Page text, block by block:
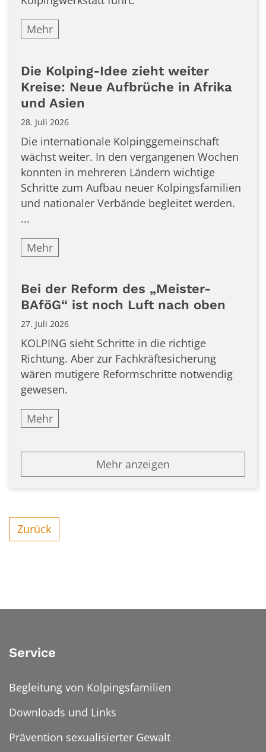
Mehr
Die Kolping-Idee zieht weiter
Kreise: Neue Aufbrüche in Afrika
und Asien
28. Juli 2026
Die internationale Kolpinggemeinschaft
wächst weiter. In den vergangenen Wochen
konnten in mehreren Ländern wichtige
Schritte zum Aufbau neuer Kolpingsfamilien
und nationaler Verbände begleitet werden.
...
Mehr
Bei der Reform des „Meister-
BAföG“ ist noch Luft nach oben
27. Juli 2026
KOLPING sieht Schritte in die richtige
Richtung. Aber zur Fachkräftesicherung
wären mutigere Reformschritte notwendig
gewesen.
Mehr
Mehr anzeigen
Zurück
Service
Begleitung von Kolpingsfamilien
Downloads und Links
Prävention sexualisierter Gewalt